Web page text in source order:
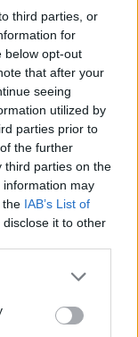
third parties, or
for
below opt-out
that after your
seeing
utilized by
parties prior to
the further
third parties on the
information may
the IAB’s List of
it to other
or more Google
You may click to
party tags to
200
μέλισσας,
η
να χαλαρώσετε